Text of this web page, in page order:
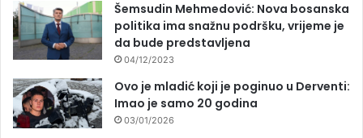
Šemsudin Mehmedović: Nova bosanska
politika ima snažnu podršku, vrijeme je
da bude predstavljena
04/12/2023
Ovo je mladić koji je poginuo u Derventi:
Imao je samo 20 godina
03/01/2026